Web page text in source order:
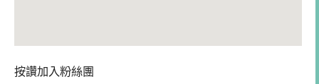
按讚加入粉絲團